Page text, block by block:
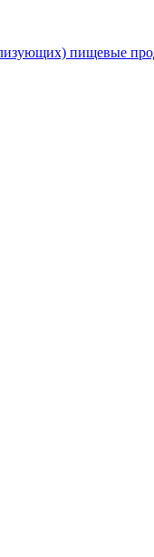
пищевые